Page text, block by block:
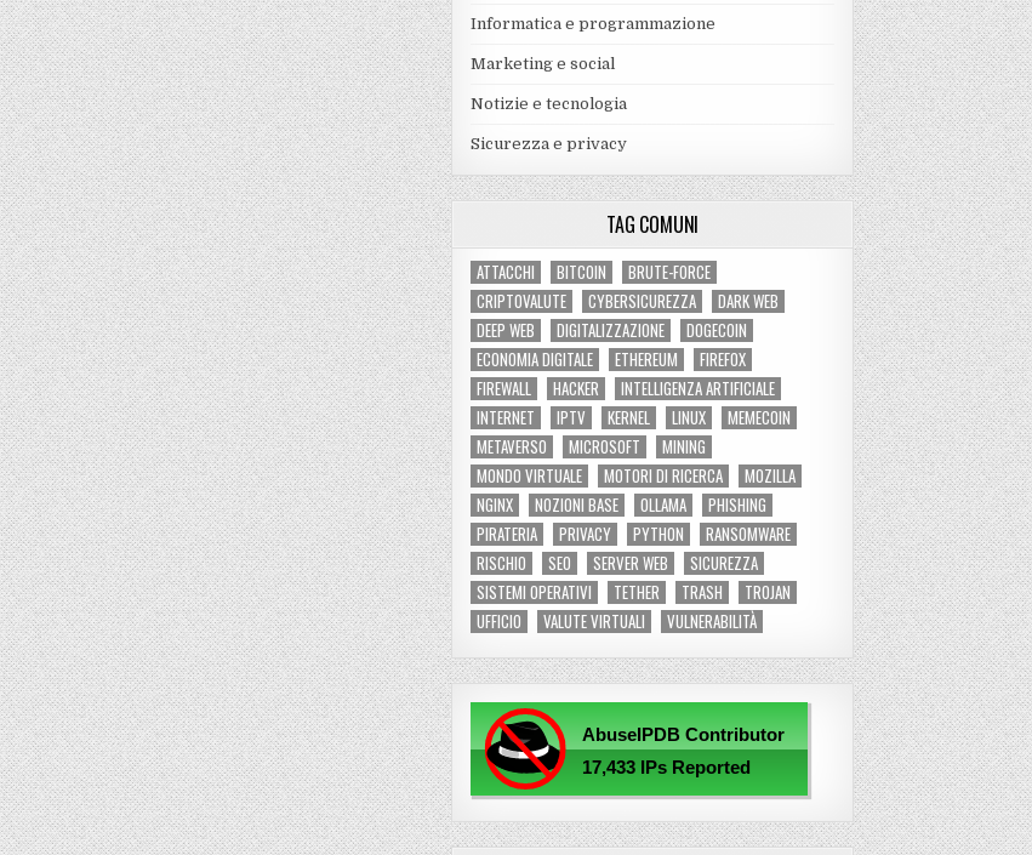
Informatica e programmazione
Marketing e social
Notizie e tecnologia
Sicurezza e privacy
TAG COMUNI
ATTACCHI BITCOIN
BRUTE-FORCE
CRIPTOVALUTE
CYBERSICUREZZA
DARK WEB
DEEP WEB
DIGITALIZZAZIONE
DOGECOIN
ECONOMIA DIGITALE
ETHEREUM
FIREFOX
FIREWALL
HACKER
INTELLIGENZA ARTIFICIALE
INTERNET
IPTV KERNEL LINUX
MEMECOIN
METAVERSO
MICROSOFT
MINING
MONDO VIRTUALE
MOTORI DI RICERCA
MOZILLA
NGINX
NOZIONI BASE OLLAMA
PHISHING
PIRATERIA
PRIVACY PYTHON
RANSOMWARE
RISCHIO
SEO SERVER WEB
SICUREZZA
SISTEMI OPERATIVI
TETHER TRASH
TROJAN
UFFICIO
VALUTE VIRTUALI VULNERABILITÀ